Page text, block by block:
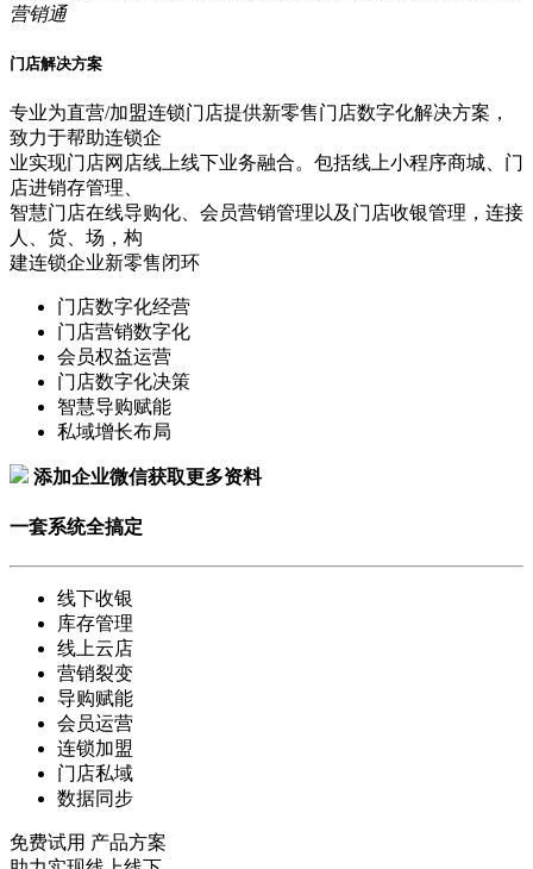
营销通
门店解决方案
专业为直营/加盟连锁门店提供新零售门店数字化解决方案，
致力于帮助连锁企
业实现门店网店线上线下业务融合。包括线上小程序商城、门
店进销存管理、
智慧门店在线导购化、会员营销管理以及门店收银管理，连接
人、货、场，构
建连锁企业新零售闭环
门店数字化经营
门店营销数字化
会员权益运营
门店数字化决策
智慧导购赋能
私域增长布局
添加企业微信获取更多资料
一套系统全搞定
线下收银
库存管理
线上云店
营销裂变
导购赋能
会员运营
连锁加盟
门店私域
数据同步
免费试用 产品方案